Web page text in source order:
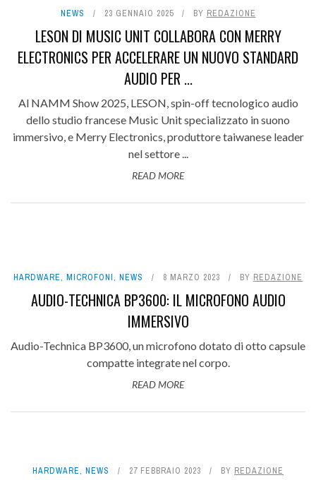
NEWS 23 GENNAIO 2025 BY REDAZIONE
LESON DI MUSIC UNIT COLLABORA CON MERRY
ELECTRONICS PER ACCELERARE UN NUOVO STANDARD
AUDIO PER ...
Al NAMM Show 2025, LESON, spin-off tecnologico audio
dello studio francese Music Unit specializzato in suono
immersivo, e Merry Electronics, produttore taiwanese leader
nel settore ...
READ MORE
HARDWARE, MICROFONI, NEWS 8 MARZO 2023 BY REDAZIONE
AUDIO-TECHNICA BP3600: IL MICROFONO AUDIO
IMMERSIVO
Audio-Technica BP3600, un microfono dotato di otto capsule
compatte integrate nel corpo.
READ MORE
HARDWARE, NEWS 27 FEBBRAIO 2023 BY REDAZIONE